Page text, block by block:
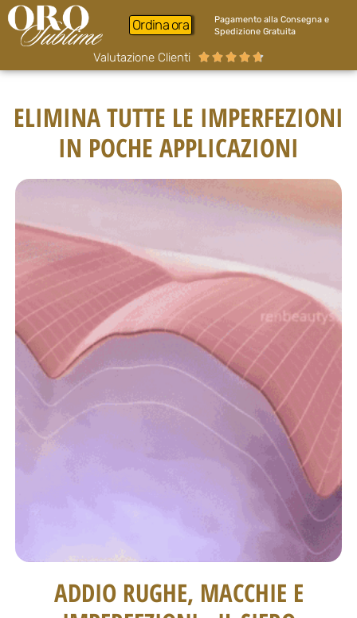
Ordina ora
Pagamento alla Consegna e
Spedizione Gratuita
Valutazione Clienti     
ELIMINA TUTTE LE IMPERFEZIONI
IN POCHE APPLICAZIONI
ADDIO RUGHE, MACCHIE E